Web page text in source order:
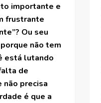
importante e
frustrante
Ou seu
não tem
está lutando
de
não precisa
é que a